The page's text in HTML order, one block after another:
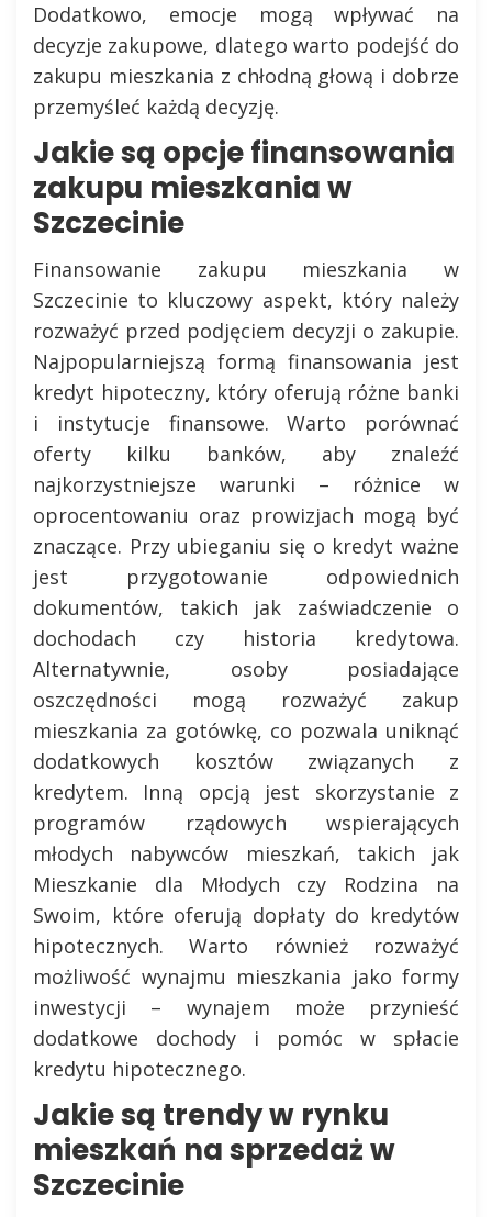
Dodatkowo, emocje mogą wpływać na
decyzje zakupowe, dlatego warto podejść do
zakupu mieszkania z chłodną głową i dobrze
przemyśleć każdą decyzję.
Jakie są opcje finansowania
zakupu mieszkania w
Szczecinie
Finansowanie zakupu mieszkania w
Szczecinie to kluczowy aspekt, który należy
rozważyć przed podjęciem decyzji o zakupie.
Najpopularniejszą formą finansowania jest
kredyt hipoteczny, który oferują różne banki
i instytucje finansowe. Warto porównać
oferty kilku banków, aby znaleźć
najkorzystniejsze warunki – różnice w
oprocentowaniu oraz prowizjach mogą być
znaczące. Przy ubieganiu się o kredyt ważne
jest przygotowanie odpowiednich
dokumentów, takich jak zaświadczenie o
dochodach czy historia kredytowa.
Alternatywnie, osoby posiadające
oszczędności mogą rozważyć zakup
mieszkania za gotówkę, co pozwala uniknąć
dodatkowych kosztów związanych z
kredytem. Inną opcją jest skorzystanie z
programów rządowych wspierających
młodych nabywców mieszkań, takich jak
Mieszkanie dla Młodych czy Rodzina na
Swoim, które oferują dopłaty do kredytów
hipotecznych. Warto również rozważyć
możliwość wynajmu mieszkania jako formy
inwestycji – wynajem może przynieść
dodatkowe dochody i pomóc w spłacie
kredytu hipotecznego.
Jakie są trendy w rynku
mieszkań na sprzedaż w
Szczecinie